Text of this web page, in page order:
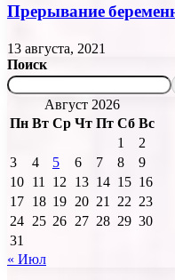
Прерывание
13 августа, 2021
Поиск
Август 2026
Пн Вт Ср Чт Пт Сб Вс
1
2
3
4 5 6 7 8
9
10 11 12 13 14 15 16
17 18 19 20 21 22 23
24 25 26 27 28 29 30
31
« Июл